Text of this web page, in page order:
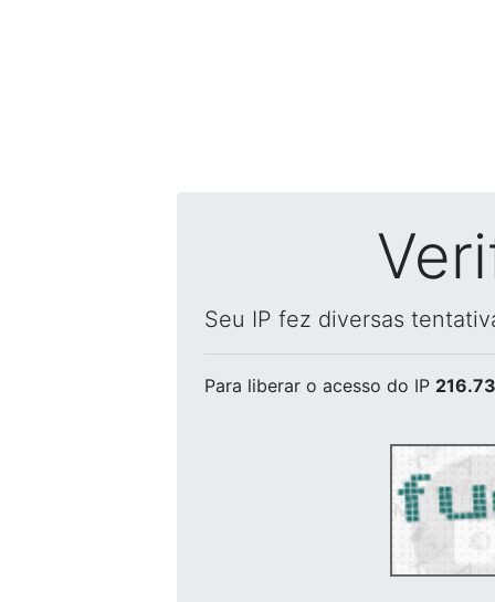
Seu IP fez diversas
Para liberar o acesso do IP